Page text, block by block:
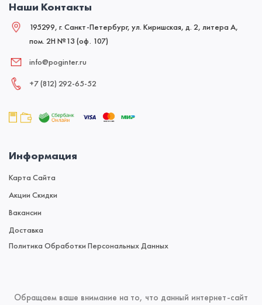
Наши Контакты
195299, г. Санкт-Петербург, ул. Киришская, д. 2, литера А,
пом. 2Н №13 (оф. 107)
info@poginter.ru
+7 (812) 292‑65‑52
Информация
Карта Сайта
Акции Скидки
Вакансии
Доставка
Политика Обработки Персональных Данных
Обращаем ваше внимание на то, что данный интернет-сайт